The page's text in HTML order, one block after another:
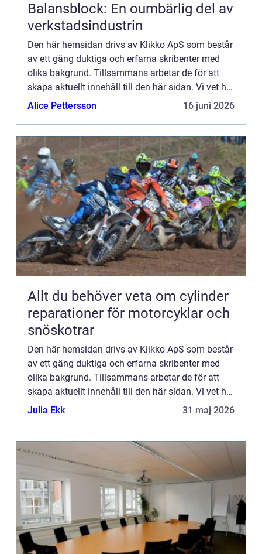
Balansblock: En oumbärlig del av
verkstadsindustrin
Den här hemsidan drivs av Klikko ApS som består
av ett gäng duktiga och erfarna skribenter med
olika bakgrund. Tillsammans arbetar de för att
skapa aktuellt innehåll till den här sidan. Vi vet hur
utmanande det är att läsa och genomgå en
Alice Pettersson 16 juni 2026
Allt du behöver veta om cylinder
reparationer för motorcyklar och
snöskotrar
Den här hemsidan drivs av Klikko ApS som består
av ett gäng duktiga och erfarna skribenter med
olika bakgrund. Tillsammans arbetar de för att
skapa aktuellt innehåll till den här sidan. Vi vet hur
utmanande det är att läsa och genomgå en
Julia Ekk 31 maj 2026